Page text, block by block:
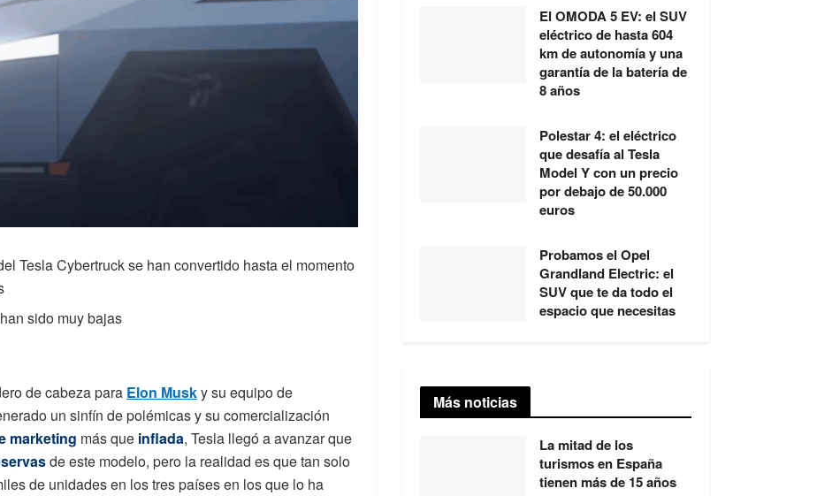
Tesla Cybertruck se han convertido hasta el momento
sido muy bajas
de cabeza para Elon Musky su equipo de
un sinfín de polémicas y su comercialización
marketing más que inflada, Tesla llegó a avanzar que
de este modelo, pero la realidad es que tan solo
de unidades en los tres países en los que lo ha
El OMODA 5 EV: el SUV
eléctrico de hasta 604
km de autonomía y una
garantía de la batería de
8 años
Polestar 4: el eléctrico
que desafía al Tesla
Model Y con un precio
por debajo de 50.000
euros
Probamos el Opel
Grandland Electric: el
SUV que te da todo el
espacio que necesitas
Más noticias
La mitad de los
turismos en España
tienen más de 15 años